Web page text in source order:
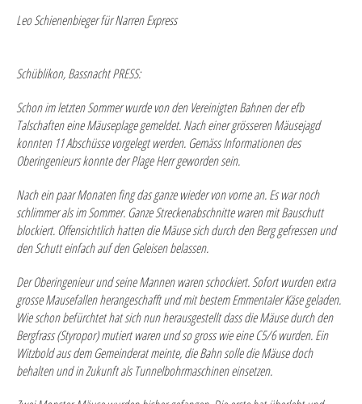
Leo Schienenbiegerfür Narren Express
Schüblikon, Bassnacht PRESS:
Schon im letzten Sommer wurde von den Vereinigten Bahnen der efb
Talschaften eine Mäuseplage gemeldet. Nach einer grösseren Mäusejagd
konnten 11 Abschüsse vorgelegt werden. Gemäss Informationen des
Oberingenieurs konnte der Plage Herr geworden sein.
Nach ein paar Monaten fing das ganze wieder von vorne an. Es war noch
schlimmer als im Sommer. Ganze Streckenabschnitte waren mit Bauschutt
blockiert. Offensichtlich hatten die Mäuse sich durch den Berg gefressen und
den Schutt einfach auf den Geleisen belassen.
Der Oberingenieur und seine Mannen waren schockiert. Sofort wurden extra
grosse Mausefallen herangeschafft und mit bestem Emmentaler Käse geladen.
Wie schon befürchtet hat sich nun herausgestellt dass die Mäuse durch den
Bergfrass (Styropor) mutiert waren und so gross wie eine C5/6 wurden. Ein
Witzbold aus dem Gemeinderat meinte, die Bahn solle die Mäuse doch
behalten und in Zukunft als Tunnelbohrmaschinen einsetzen.